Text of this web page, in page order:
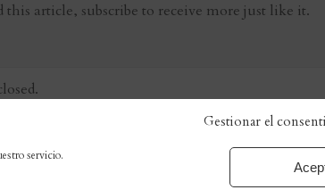
Gestionar el
servicio.
this article, subscribe to receive more just like it.
arte, literatura… regala amor
Orden de Caballeros de